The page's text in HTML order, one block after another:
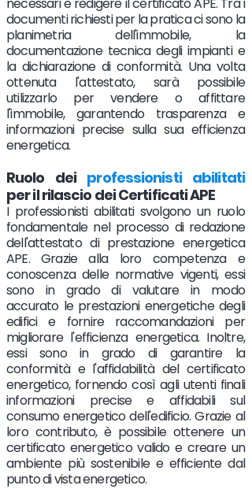
documenti richiesti per la pratica ci sono la
planimetria dell'immobile, la
documentazione tecnica degli impianti e
la dichiarazione di conformità. Una volta
ottenuta l'attestato, sarà possibile
utilizzarlo per vendere o affittare
l'immobile, garantendo trasparenza e
informazioni precise sulla sua efficienza
energetica.
Ruolo dei professionisti abilitati
per il rilascio dei Certificati APE
I professionisti abilitati svolgono un ruolo
fondamentale nel processo di redazione
dell'attestato di prestazione energetica
APE. Grazie alla loro competenza e
conoscenza delle normative vigenti, essi
sono in grado di valutare in modo
accurato le prestazioni energetiche degli
edifici e fornire raccomandazioni per
migliorare l'efficienza energetica. Inoltre,
essi sono in grado di garantire la
conformità e l'affidabilità del certificato
energetico, fornendo così agli utenti finali
informazioni precise e affidabili sul
consumo energetico dell'edificio. Grazie al
loro contributo, è possibile ottenere un
certificato energetico valido e creare un
ambiente più sostenibile e efficiente dal
punto di vista energetico.